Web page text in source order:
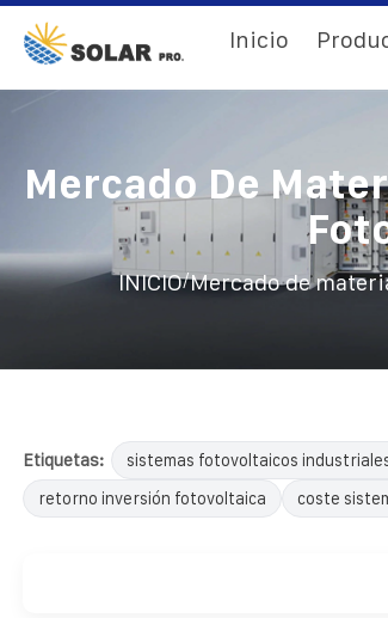
Inicio
Mercado De
INICIO/Mercado de
Etiquetas: sistemas fotovoltaicos
retorno inversión fotovoltaica
coste